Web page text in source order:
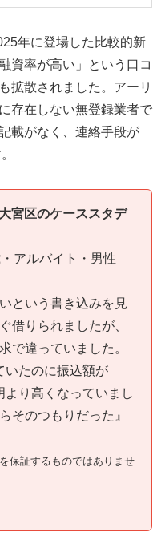
年に登場した比較的新
資率が高い」という口コ
拡散されました。アーリ
存在しない無登録業者で
載がなく、連絡手段が
宮区のケーススタデ
アルバイト・男性
という書き込みを見
借りられましたが、
で違っていました。
いたのに振込額が
り高くなっていまし
そのつもりだった』
保証するものではありませ